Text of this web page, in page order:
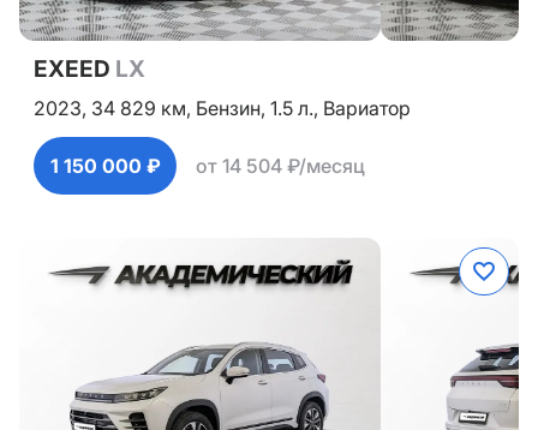
EXEED LX
2023, 34 829 км, Бензин, 1.5 л., Вариатор
1 150 000 ₽ от 14 504 ₽/месяц